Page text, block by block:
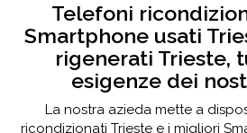
Telefoni
Smartphone usati
rigenerati Trieste,
esigenze dei
La nostra azieda mette a
ricondizionati Trieste e i migliori